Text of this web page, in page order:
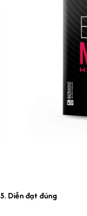
5. Diễn đạt đúng